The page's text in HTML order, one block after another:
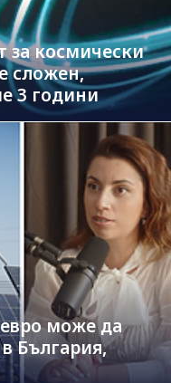
за космически
сложен,
3 години
може да
България,